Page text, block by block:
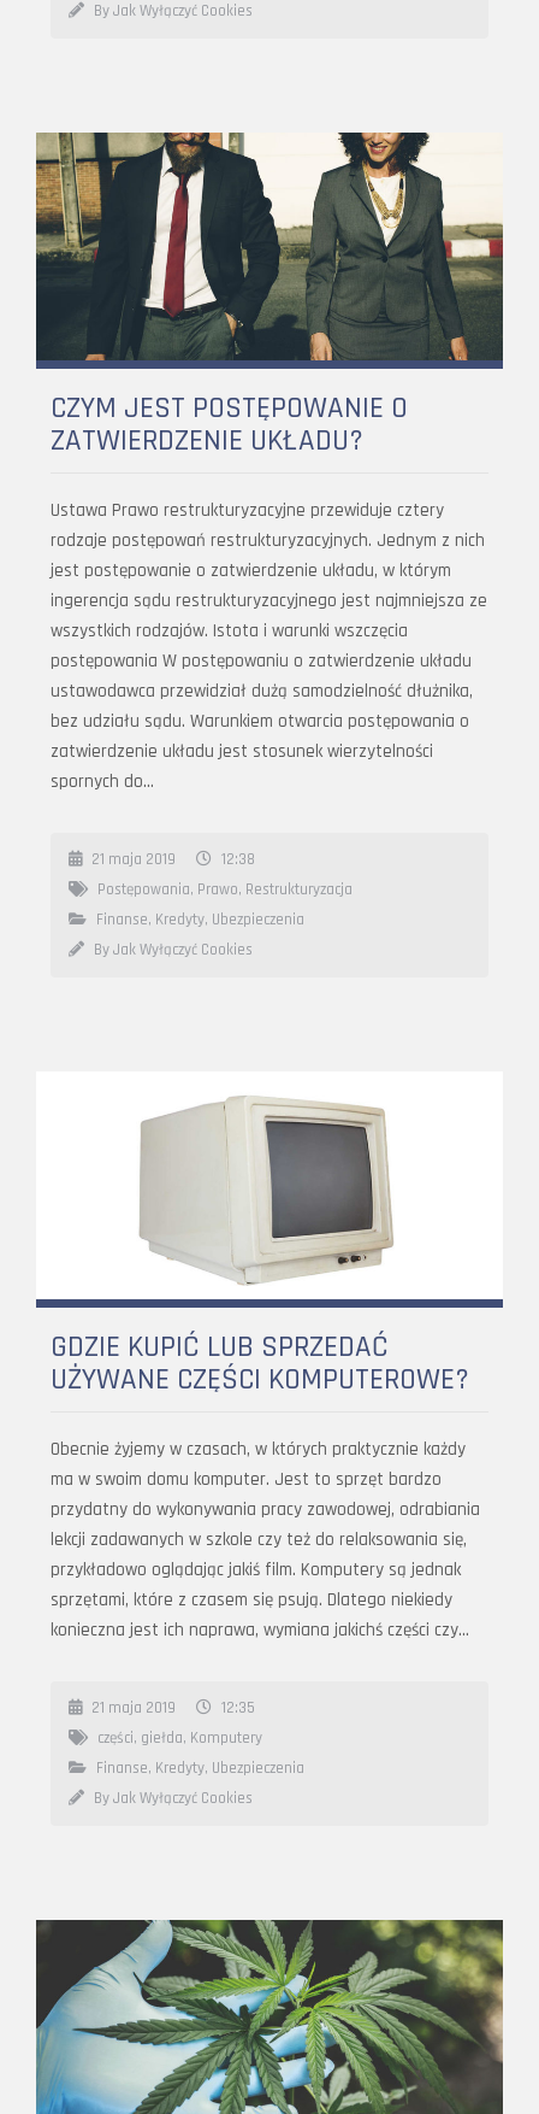
By Jak Wyłączyć Cookies
CZYM JEST POSTĘPOWANIE O
ZATWIERDZENIE UKŁADU?
Ustawa Prawo restrukturyzacyjne przewiduje cztery
rodzaje postępowań restrukturyzacyjnych. Jednym z nich
jest postępowanie o zatwierdzenie układu, w którym
ingerencja sądu restrukturyzacyjnego jest najmniejsza ze
wszystkich rodzajów. Istota i warunki wszczęcia
postępowania W postępowaniu o zatwierdzenie układu
ustawodawca przewidział dużą samodzielność dłużnika,
bez udziału sądu. Warunkiem otwarcia postępowania o
zatwierdzenie układu jest stosunek wierzytelności
spornych do…
21 maja 2019
12:38
Postępowania, Prawo, Restrukturyzacja
Finanse, Kredyty, Ubezpieczenia
By Jak Wyłączyć Cookies
GDZIE KUPIĆ LUB SPRZEDAĆ
UŻYWANE CZĘŚCI KOMPUTEROWE?
Obecnie żyjemy w czasach, w których praktycznie każdy
ma w swoim domu komputer. Jest to sprzęt bardzo
przydatny do wykonywania pracy zawodowej, odrabiania
lekcji zadawanych w szkole czy też do relaksowania się,
przykładowo oglądając jakiś film. Komputery są jednak
sprzętami, które z czasem się psują. Dlatego niekiedy
konieczna jest ich naprawa, wymiana jakichś części czy…
21 maja 2019
12:35
części, giełda, Komputery
Finanse, Kredyty, Ubezpieczenia
By Jak Wyłączyć Cookies